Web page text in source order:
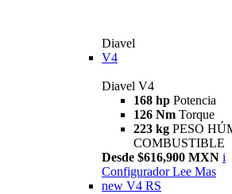
Diavel
V4
Diavel V4
168 hp Potencia
126 Nm Torque
223 kg PESO
COMBUSTIBLE
Desde $616,900 MXN i
Configurador Lee Mas
new V4 RS